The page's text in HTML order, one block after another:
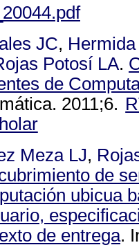
JC,
Potosí LA.
de
2011;6.
Meza LJ,
de
ubicua
de entrega.